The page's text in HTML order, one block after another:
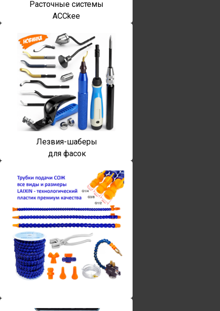
Расточные системы
ACCkee
Лезвия-шаберы
для фасок
Винты torx